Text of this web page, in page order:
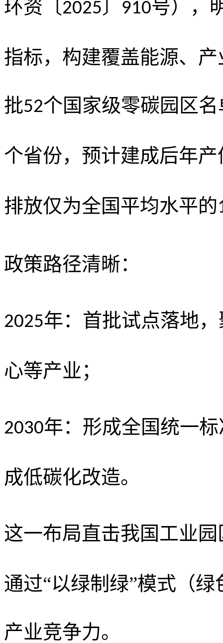
环资〔2025〕 910号），
指标，构建覆盖能源、
批52个国家级零碳园区名
个省份，预计建成后年产
排放仅为全国平均水平的
政策路径清晰：
2025年：首批试点落地
心等产业；
2030年：形成全国统一
成低碳化改造。
这一布局直击我国工业
通过“以绿制绿”模式（
产业竞争力。